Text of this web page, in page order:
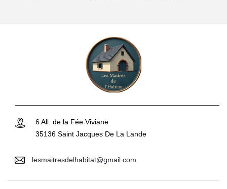
6 All. de la Fée Viviane
35136 Saint Jacques De La Lande
lesmaitresdelhabitat@gmail.com